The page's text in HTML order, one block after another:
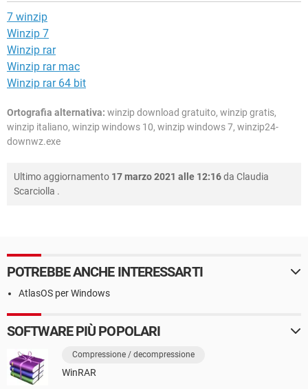
7 winzip
Winzip 7
Winzip rar
Winzip rar mac
Winzip rar 64 bit
Ortografia alternativa: winzip download gratuito, winzip gratis,
winzip italiano, winzip windows 10, winzip windows 7, winzip24-
downwz.exe
Ultimo aggiornamento 17 marzo 2021 alle 12:16da Claudia
Scarciolla .
POTREBBE ANCHE INTERESSARTI
AtlasOS per Windows
SOFTWARE PIÙ POPOLARI
Compressione / decompressione
WinRAR